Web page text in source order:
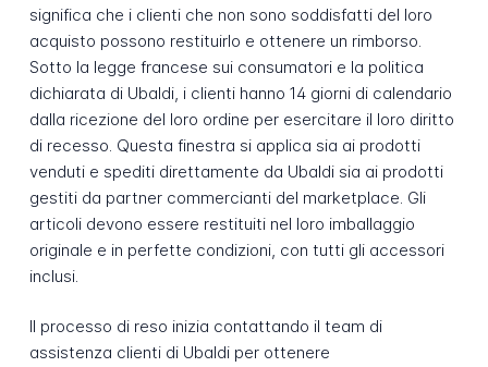
significa che i clienti che non sono soddisfatti del loro
acquisto possono restituirlo e ottenere un rimborso.
Sotto la legge francese sui consumatori e la politica
dichiarata di Ubaldi, i clienti hanno 14 giorni di calendario
dalla ricezione del loro ordine per esercitare il loro diritto
di recesso. Questa finestra si applica sia ai prodotti
venduti e spediti direttamente da Ubaldi sia ai prodotti
gestiti da partner commercianti del marketplace. Gli
articoli devono essere restituiti nel loro imballaggio
originale e in perfette condizioni, con tutti gli accessori
inclusi.
Il processo di reso inizia contattando il team di
assistenza clienti di Ubaldi per ottenere